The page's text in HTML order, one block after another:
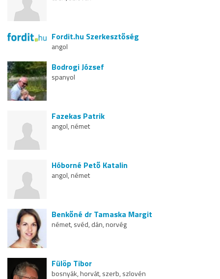
Fordit.hu Szerkesztőség
angol
Bodrogi József
spanyol
Fazekas Patrik
angol, német
Hóborné Pető Katalin
angol, német
Benkőné dr Tamaska Margit
német, svéd, dán, norvég
Fülöp Tibor
bosnyák, horvát, szerb, szlovén